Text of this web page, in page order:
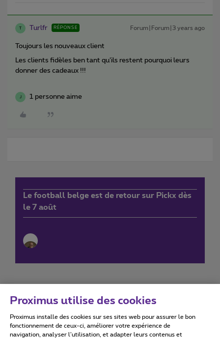
T Turlfr RÉPONSE Forum|Forum|3 years ago
Toujours les nouveaux client
Les clients fidèles ben tant qu’ils restent pourquoi leurs
donner des cadeaux !!!
1 personne aime
Le football belge est de retour sur Pickx dès
le 7 août
Conditions d'utilisation Accessibility statement
Proximus utilise des cookies
Proximus installe des cookies sur ses sites web pour assurer le bon
fonctionnement de ceux-ci, améliorer votre expérience de
navigation, analyser l’utilisation, et adapter leurs contenus et